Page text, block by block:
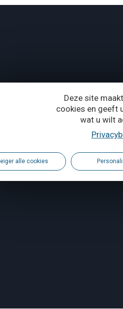
Deze site
cookies en geeft
wat u wilt
alle cookies
Waals-Brabant